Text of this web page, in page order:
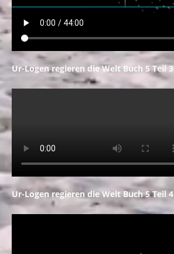
Ur-Logen regieren die Welt Buch 5 Teil 3
Ur-Logen regieren die Welt Buch 5 Teil 4